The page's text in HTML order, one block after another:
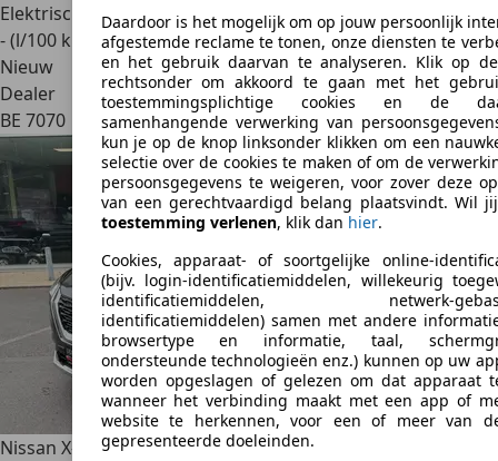
Daardoor is het mogelijk om op jouw persoonlijk
afgestemde reclame te tonen, onze diensten te
en het gebruik daarvan te analyseren. Klik op
rechtsonder om akkoord te gaan met het
toestemmingsplichtige cookies en de
samenhangende verwerking van
kun je op de knop linksonder klikken om een
selectie over de cookies te maken of om de
persoonsgegevens te weigeren, voor zover deze
van een gerechtvaardigd belang plaatsvindt. Wil
toestemming verlenen, klik dan hier.
Cookies, apparaat- of soortgelijke online-
(bijv. login-identificatiemiddelen, willekeurig
identificatiemiddelen, netwerk-
identificatiemiddelen) samen met andere
browsertype en informatie, taal,
ondersteunde technologieën enz.) kunnen op uw
worden opgeslagen of gelezen om dat apparaat
wanneer het verbinding maakt met een app of
website te herkennen, voor een of meer van
gepresenteerde doeleinden.
Elektrisch/Benzine
- (l/100 km)
Nieuw
Dealer
BE 7070
Nissan X-TrailTEKNA / PANO / ZETELVERWARMING / LEDER /